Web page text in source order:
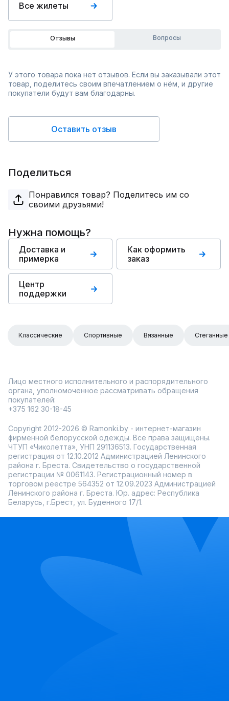
Все жилеты
Отзывы Вопросы
У этого товара пока нет отзывов. Если вы заказывали этот
товар, поделитесь своим впечатлением о нём, и другие
покупатели будут вам благодарны.
Оставить отзыв
Поделиться
Понравился товар? Поделитесь им со
своими друзьями!
Нужна помощь?
Доставка и
примерка
Как оформить
заказ
Центр
поддержки
Классические Спортивные Вязанные Стеганные
Лицо местного исполнительного и распорядительного
органа, уполномоченное рассматривать обращения
покупателей:
+375 162 30-18-45
Copyright 2012-2026 © Ramonki.by - интернет-магазин
фирменной белорусской одежды. Все права защищены.
ЧТУП «Чиколетта», УНП 291136513. Государственная
регистрация от 12.10.2012 Администрацией Ленинского
района г. Бреста. Свидетельство о государственной
регистрации № 0061143. Регистрационный номер в
торговом реестре 564352 от 12.09.2023 Администрацией
Ленинского района г. Бреста. Юр. адрес: Республика
Беларусь, г.Брест, ул. Буденного 17/1.